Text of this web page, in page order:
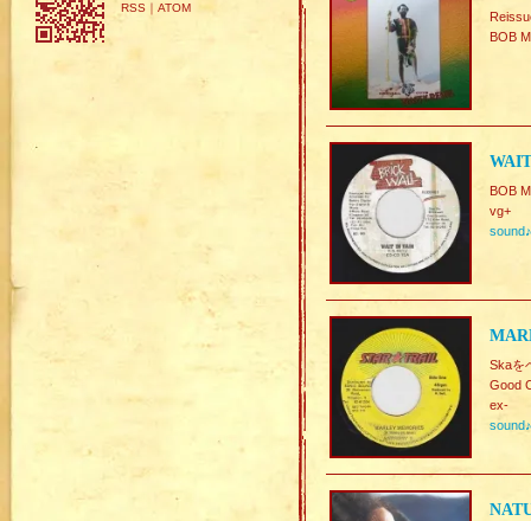
RSS ｜ ATOM
BOB
BOB
vg+
sound♪
Skaを
Good
ex-
sound♪